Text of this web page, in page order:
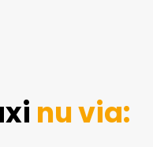
nu via: